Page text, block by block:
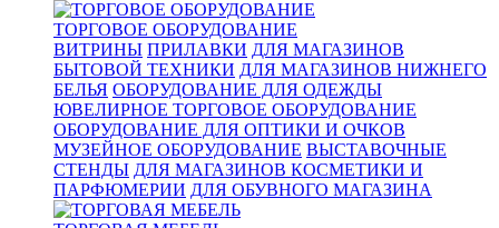
ТОРГОВОЕ ОБОРУДОВАНИЕ
ВИТРИНЫ ПРИЛАВКИ ДЛЯ МАГАЗИНОВ
БЫТОВОЙ ТЕХНИКИ ДЛЯ МАГАЗИНОВ НИЖНЕГО
БЕЛЬЯ ОБОРУДОВАНИЕ ДЛЯ ОДЕЖДЫ
ЮВЕЛИРНОЕ ТОРГОВОЕ ОБОРУДОВАНИЕ
ОБОРУДОВАНИЕ ДЛЯ ОПТИКИ И ОЧКОВ
МУЗЕЙНОЕ ОБОРУДОВАНИЕ ВЫСТАВОЧНЫЕ
СТЕНДЫ ДЛЯ МАГАЗИНОВ КОСМЕТИКИ И
ПАРФЮМЕРИИ ДЛЯ ОБУВНОГО МАГАЗИНА